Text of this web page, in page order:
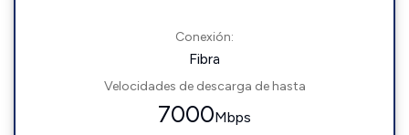
Conexión:
Fibra
Velocidades de descarga de hasta
7000Mbps